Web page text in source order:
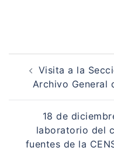
Navegación
entradas
Visita a la
Archivo General
18 de
laboratorio del
fuentes de la